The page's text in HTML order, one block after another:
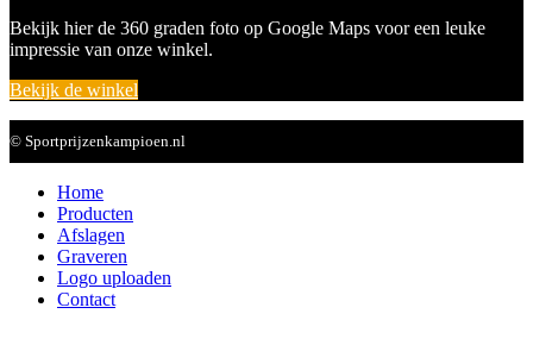
Bekijk hier de 360 graden foto op Google Maps voor een leuke
impressie van onze winkel.
Bekijk de winkel
© Sportprijzenkampioen.nl
Home
Producten
Afslagen
Graveren
Logo uploaden
Contact